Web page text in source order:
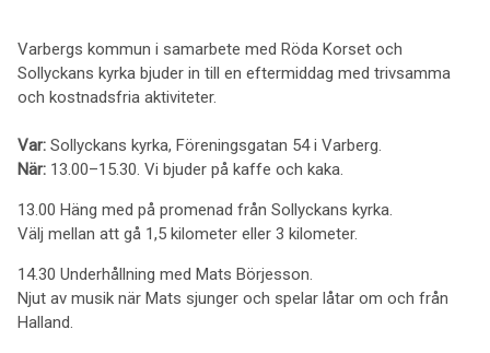
Varbergs kommun i samarbete med Röda Korset och
Sollyckans kyrka bjuder in till en eftermiddag med trivsamma
och kostnadsfria aktiviteter.
Var: Sollyckans kyrka, Föreningsgatan 54 i Varberg.
När: 13.00–15.30. Vi bjuder på kaffe och kaka.
13.00 Häng med på promenad från Sollyckans kyrka.
Välj mellan att gå 1,5 kilometer eller 3 kilometer.
14.30 Underhållning med Mats Börjesson.
Njut av musik när Mats sjunger och spelar låtar om och från
Halland.